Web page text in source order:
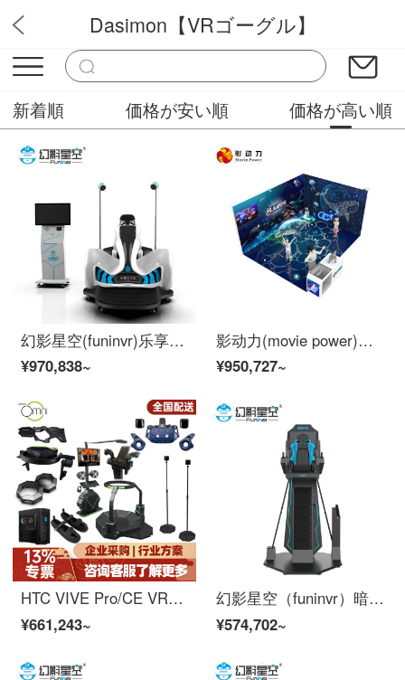
VRメガネ
Dasimon【VRゴーグル】
新着順 価格が安い順 価格が高い順
幻影星空(funinvr)乐享卡丁车 vr驾驶模拟器 vr游戏设备(1组)
¥970,838~
影动力(movie power)MR淘趣空间(4人版)科普益智児童vr游戏机大型体セクシー感覚混合现实MRメガネ创业商用装置
¥950,727~
HTC VIVE Pro/CE VR头盔+omni VR万向跑步机 英雄互娱PCVR游戏【国行】 行业定制方案【全套】
¥661,243~
幻影星空（funinvr）暗黑极限 vr跳楼机 vr虚拟现实设备
¥574,702~